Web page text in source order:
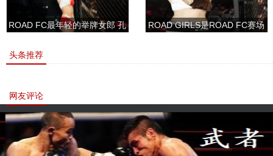
ROAD FC最年轻的举牌女郎 孔
ROAD GIRLS是ROAD FC赛场
头条推荐
网友评论